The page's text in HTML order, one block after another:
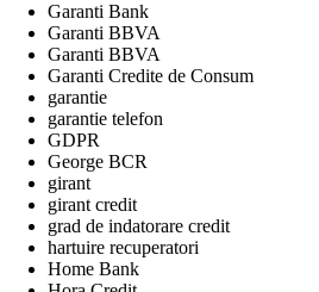
Garanti Bank
Garanti BBVA
Garanti BBVA
Garanti Credite de Consum
garantie
garantie telefon
GDPR
George BCR
girant
girant credit
grad de indatorare credit
hartuire recuperatori
Home Bank